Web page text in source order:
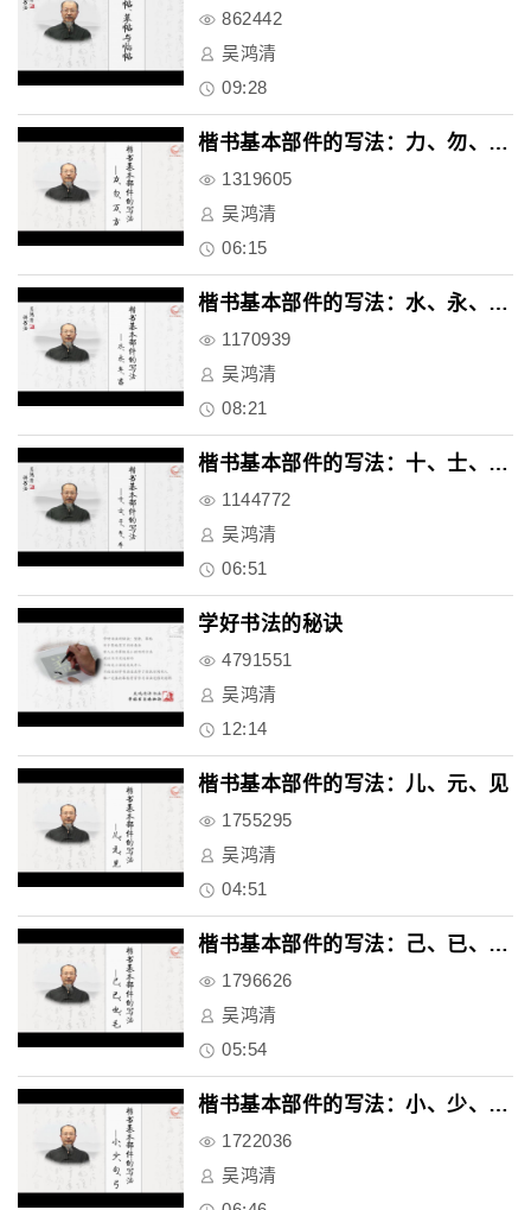
862442
吴鸿清
09:28
楷书基本部件的写法：力、勿、万..
1319605
吴鸿清
06:15
楷书基本部件的写法：水、永、年..
1170939
吴鸿清
08:21
楷书基本部件的写法：十、士、干..
1144772
吴鸿清
06:51
学好书法的秘诀
4791551
吴鸿清
12:14
楷书基本部件的写法：儿、元、见
1755295
吴鸿清
04:51
楷书基本部件的写法：己、已、也..
1796626
吴鸿清
05:54
楷书基本部件的写法：小、少、句..
1722036
吴鸿清